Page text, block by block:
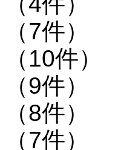
（7件）
（10件）
（9件）
（8件）
（7件）